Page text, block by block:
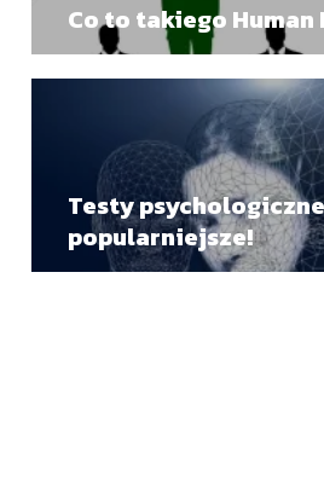
Co to takiego Human
Testy
popularniejsze!